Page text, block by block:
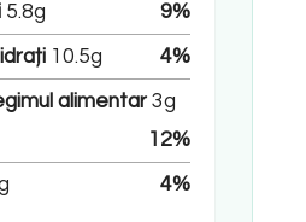
5.8g 9%
10.5g 4%
alimentar 3g
12%
4%